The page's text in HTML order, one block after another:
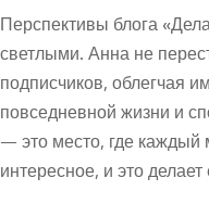
Перспективы блога
светлыми. Анна не
подписчиков, облегчая
повседневной жизни и
— это место, где каждый
интересное, и это